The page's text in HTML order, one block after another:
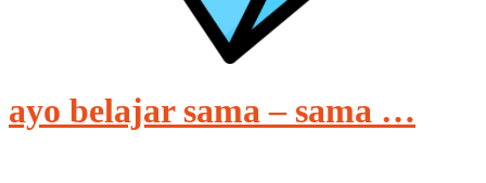
ayo belajar sama – sama …